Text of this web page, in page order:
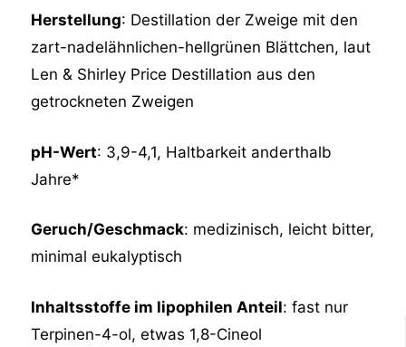
Herstellung: Destillation der Zweige mit den
zart-nadelähnlichen-hellgrünen Blättchen, laut
Len & Shirley Price Destillation aus den
getrockneten Zweigen
pH-Wert: 3,9-4,1, Haltbarkeit anderthalb
Jahre*
Geruch/Geschmack: medizinisch, leicht bitter,
minimal eukalyptisch
Inhaltsstoffe im lipophilen Anteil: fast nur
Terpinen-4-ol, etwas 1,8-Cineol